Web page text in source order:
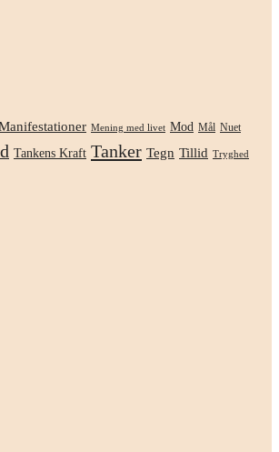
Mening med livet Mod Mål Nuet
Tankens Kraft Tanker Tegn Tillid Tryghed